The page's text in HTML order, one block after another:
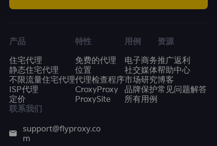
产品
住宅代理
静态住宅代理
不限流量住宅代理
ISP代理
定价
特性
免费的代理
位置
代理检查程序
CroxyProxy
ProxySite
用例
电子商务
社交媒体
市场研究
品牌保护
所有用例
资源
推广返利
帮助中心
博客
常见问题解答
联系我们
support@flyproxy.co
m